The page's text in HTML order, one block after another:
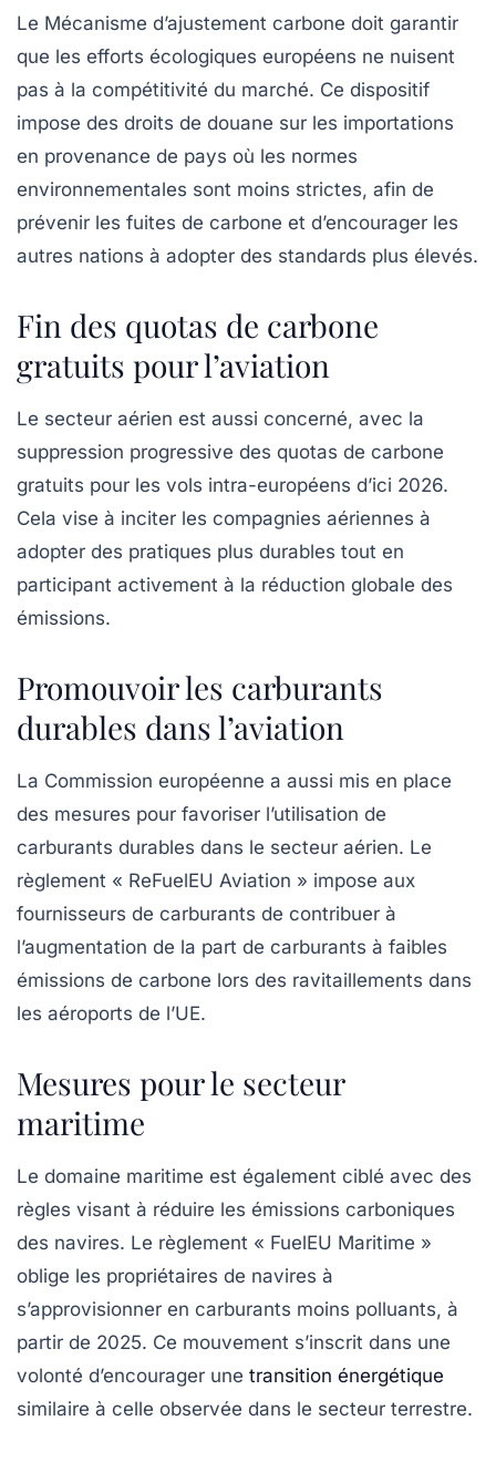
Le Mécanisme d’ajustement carbone doit garantir
que les efforts écologiques européens ne nuisent
pas à la compétitivité du marché. Ce dispositif
impose des droits de douane sur les importations
en provenance de pays où les normes
environnementales sont moins strictes, afin de
prévenir les fuites de carbone et d’encourager les
autres nations à adopter des standards plus élevés.
Fin des quotas de carbone
gratuits pour l’aviation
Le secteur aérien est aussi concerné, avec la
suppression progressive des quotas de carbone
gratuits pour les vols intra-européens d’ici 2026.
Cela vise à inciter les compagnies aériennes à
adopter des pratiques plus durables tout en
participant activement à la réduction globale des
émissions.
Promouvoir les carburants
durables dans l’aviation
La Commission européenne a aussi mis en place
des mesures pour favoriser l’utilisation de
carburants durables dans le secteur aérien. Le
règlement « ReFuelEU Aviation » impose aux
fournisseurs de carburants de contribuer à
l’augmentation de la part de carburants à faibles
émissions de carbone lors des ravitaillements dans
les aéroports de l’UE.
Mesures pour le secteur
maritime
Le domaine maritime est également ciblé avec des
règles visant à réduire les émissions carboniques
des navires. Le règlement « FuelEU Maritime »
oblige les propriétaires de navires à
s’approvisionner en carburants moins polluants, à
partir de 2025. Ce mouvement s’inscrit dans une
volonté d’encourager une transition énergétique
similaire à celle observée dans le secteur terrestre.